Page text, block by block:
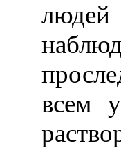
всем